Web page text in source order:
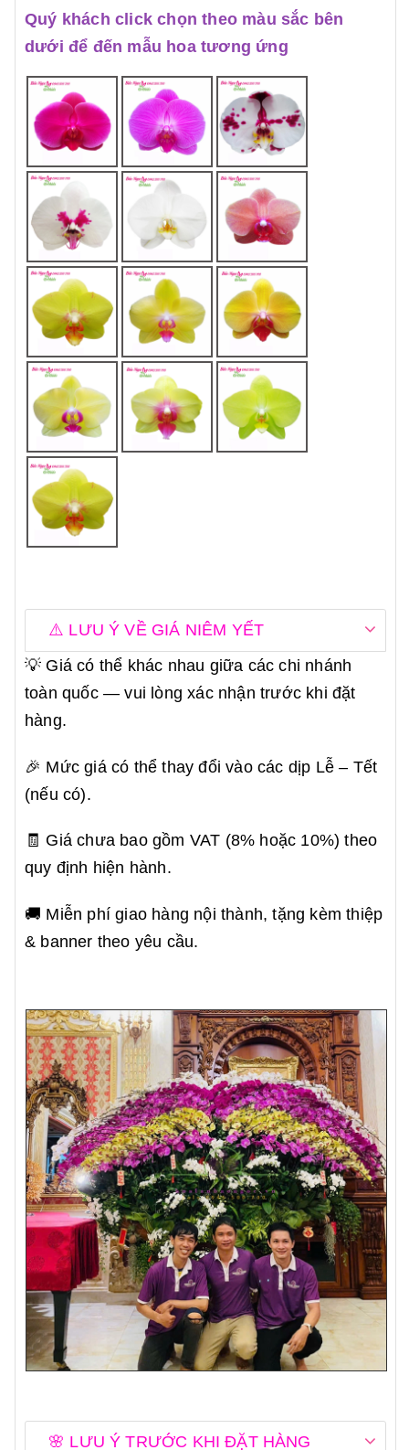
Quý khách click chọn theo màu sắc bên
dưới để đến mẫu hoa tương ứng
⚠️ LƯU Ý VỀ GIÁ NIÊM YẾT
💡 Giá có thể khác nhau giữa các chi nhánh
toàn quốc — vui lòng xác nhận trước khi đặt
hàng.
🎉 Mức giá có thể thay đổi vào các dịp Lễ – Tết
(nếu có).
🧾 Giá chưa bao gồm VAT (8% hoặc 10%) theo
quy định hiện hành.
🚚 Miễn phí giao hàng nội thành, tặng kèm thiệp
& banner theo yêu cầu.
🌸 LƯU Ý TRƯỚC KHI ĐẶT HÀNG